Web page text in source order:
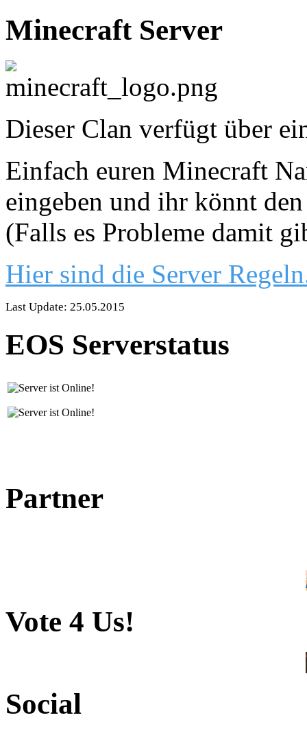
Minecraft Server
Dieser Clan verfügt über
Einfach euren Minecraft
eingeben und ihr könnt
(Falls es Probleme damit
Hier sind die Server
Last Update: 25.05.2015
EOS Serverstatus
Partner
Vote 4 Us!
Social